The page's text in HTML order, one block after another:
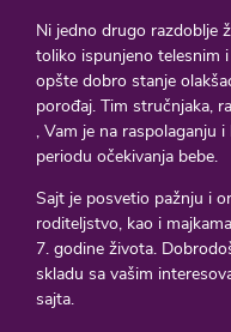
Ni jedno drugo razdoblje
toliko ispunjeno telesnim
opšte dobro stanje
porođaj. Tim stručnjaka,
, Vam je na raspolaganju
periodu očekivanja bebe.
Sajt je posvetio pažnju i
roditeljstvo, kao i
7. godine života.
skladu sa vašim
sajta.